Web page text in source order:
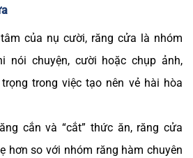
của nụ cười, răng cửa là nhóm
nói chuyện, cười hoặc chụp ảnh,
trong việc tạo nên vẻ hài hòa
cắn và “cắt” thức ăn, răng cửa
hơn so với nhóm răng hàm chuyên